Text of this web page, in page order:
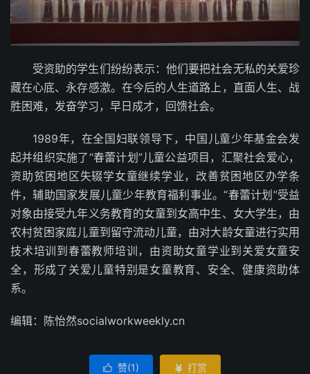
受资助的学生们纷纷表示：他们要把社会无私的关爱珍
藏在心底、永存感激。在今后的人生道路上，直面人生、战
胜困难，发奋学习，早日成才，回馈社会。
1989年，在全国妇联领导下，中国儿童少年基金会发
起并组织实施了“春蕾计划”儿童公益项目，汇聚社会爱心，
资助贫困地区失辍学女童继续学业，改善贫困地区办学条
件，辅助国家发展儿童少年教育福利事业。“春蕾计划”受益
对象由接受九年义务教育的女童到女高中生、女大学生，由
农村贫困家庭儿童到留守流动儿童，由对大龄女童进行实用
技术培训到春蕾教师培训，由资助女童学业到关爱女童安
全，形成了关爱儿童特别是女童教育、安全、健康资助体
系。
编辑：陈怡然socialworkweekly.cn
 赞(1)  打赏